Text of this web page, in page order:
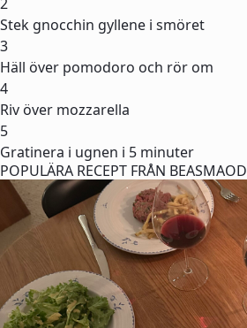
Stek gnocchin gyllene i smöret
3
Häll över pomodoro och rör om
4
Riv över mozzarella
5
Gratinera i ugnen i 5 minuter
POPULÄRA RECEPT FRÅN BEASMAOD